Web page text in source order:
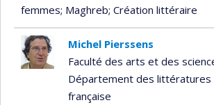
femmes; Maghreb; Création littéraire
Michel Pierssens
Faculté des arts et des
Département des littératures
française